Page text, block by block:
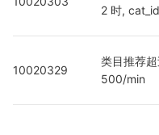
2 时,
10020329
类目推荐
500/min